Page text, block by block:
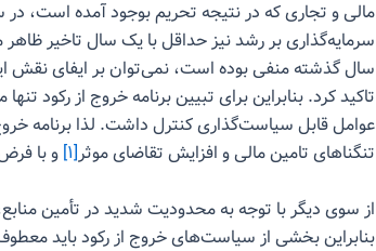
سرمایه‌گذاری بر رشد نیز حداقل با یک سال تاخیر
تاکید کرد. بنابراین برای تبیین برنامه خروج از رکود
تنگناهای تامین مالی و افزایش تقاضای موثر[۱] و با
از سوی دیگر با توجه به محدودیت شدید در تأمین
بنابراین بخشی از سیاست‌های خروج از رکود باید